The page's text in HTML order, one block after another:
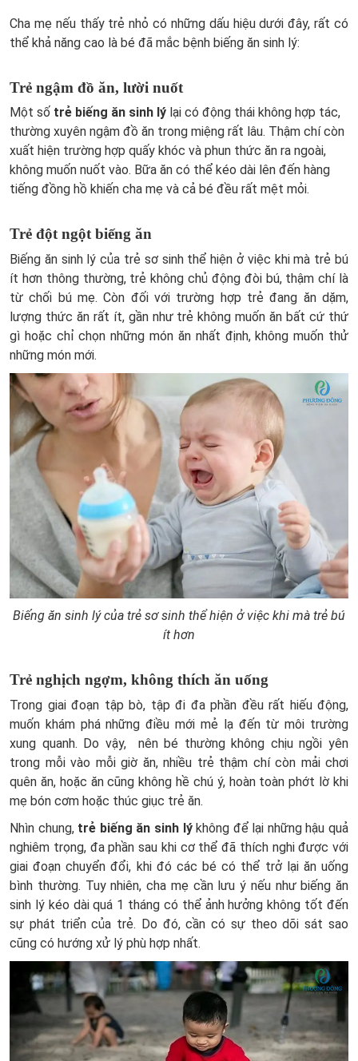
Cha mẹ nếu thấy trẻ nhỏ có những dấu hiệu dưới đây, rất có
thể khả năng cao là bé đã mắc bệnh biếng ăn sinh lý:
Trẻ ngậm đồ ăn, lười nuốt
Một số trẻ biếng ăn sinh lý lại có động thái không hợp tác,
thường xuyên ngậm đồ ăn trong miệng rất lâu. Thậm chí còn
xuất hiện trường hợp quấy khóc và phun thức ăn ra ngoài,
không muốn nuốt vào. Bữa ăn có thể kéo dài lên đến hàng
tiếng đồng hồ khiến cha mẹ và cả bé đều rất mệt mỏi.
Trẻ đột ngột biếng ăn
Biếng ăn sinh lý của trẻ sơ sinh thể hiện ở việc khi mà trẻ bú
ít hơn thông thường, trẻ không chủ động đòi bú, thậm chí là
từ chối bú mẹ. Còn đối với trường hợp trẻ đang ăn dặm,
lượng thức ăn rất ít, gần như trẻ không muốn ăn bất cứ thứ
gì hoặc chỉ chọn những món ăn nhất định, không muốn thử
những món mới.
Biếng ăn sinh lý của trẻ sơ sinh thể hiện ở việc khi mà trẻ bú
ít hơn
Trẻ nghịch ngợm, không thích ăn uống
Trong giai đoạn tập bò, tập đi đa phần đều rất hiếu động,
muốn khám phá những điều mới mẻ lạ đến từ môi trường
xung quanh. Do vậy, nên bé thường không chịu ngồi yên
trong mỗi vào mỗi giờ ăn, nhiều trẻ thậm chí còn mải chơi
quên ăn, hoặc ăn cũng không hề chú ý, hoàn toàn phớt lờ khi
mẹ bón cơm hoặc thúc giục trẻ ăn.
Nhìn chung, trẻ biếng ăn sinh lýkhông để lại những hậu quả
nghiêm trọng, đa phần sau khi cơ thể đã thích nghi được với
giai đoạn chuyển đổi, khi đó các bé có thể trở lại ăn uống
bình thường. Tuy nhiên, cha mẹ cần lưu ý nếu như biếng ăn
sinh lý kéo dài quá 1 tháng có thể ảnh hưởng không tốt đến
sự phát triển của trẻ. Do đó, cần có sự theo dõi sát sao
cũng có hướng xử lý phù hợp nhất.